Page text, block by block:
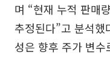
며 “현재 누적 판매
추정된다”고 분석
성은 향후 주가 변수